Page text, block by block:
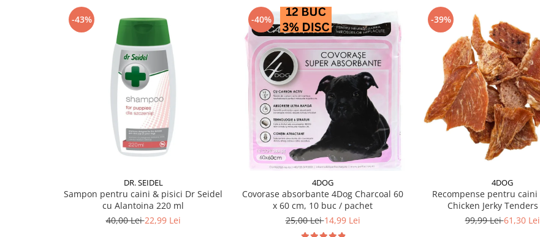
-43%
DR. SEIDEL
Sampon pentru caini & pisici Dr Seidel
cu Alantoina 220 ml
40,00 Lei22,99 Lei
-40%
4DOG
Covorase absorbante 4Dog Charcoal 60
x 60 cm, 10 buc / pachet
25,00 Lei14,99 Lei
-39%
4DOG
Recompense pentru caini
Chicken Jerky
99,99 Lei61,30 Lei